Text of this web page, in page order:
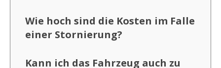
Wie hoch sind die Kosten im Falle
einer Stornierung?
Kann ich das Fahrzeug auch zu